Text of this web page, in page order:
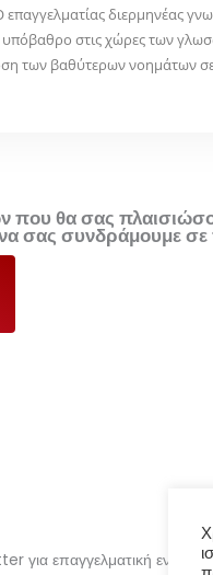
διερμηνέας
υπόβαθρο στις χώρες των
των βαθύτερων νοημάτων σε
που θα σας
να σας συνδράμουμε
για επαγγελματική